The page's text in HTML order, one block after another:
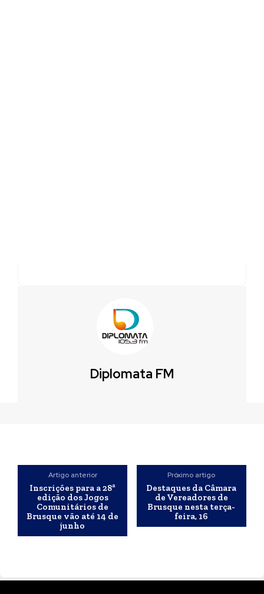
Diplomata FM
Artigo anterior
Inscrições para a 28ª
edição dos Jogos
Comunitários de
Brusque vão até 14 de
junho
Próximo artigo
Destaques da Câmara
de Vereadores de
Brusque nesta terça-
feira, 16